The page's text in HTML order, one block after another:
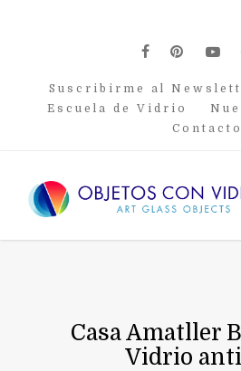
facebook
Suscribirme al
Escuela de Vidrio
Contacto
Casa Amatller
Vidrio